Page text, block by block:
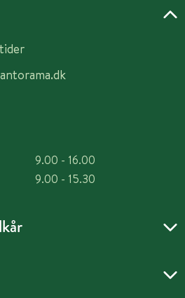
9.00 - 16.00
9.00 - 15.30